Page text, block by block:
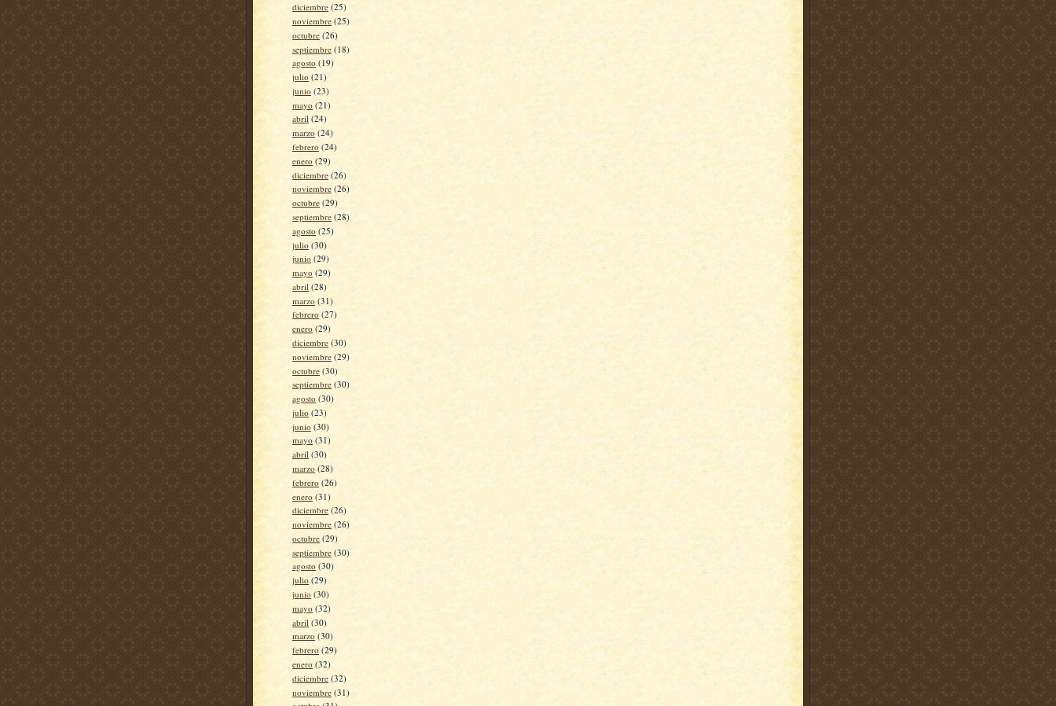
diciembre (25)
noviembre (25)
octubre (26)
septiembre (18)
agosto (19)
julio (21)
junio (23)
mayo (21)
abril (24)
marzo (24)
febrero (24)
enero (29)
diciembre (26)
noviembre (26)
octubre (29)
septiembre (28)
agosto (25)
julio (30)
junio (29)
mayo (29)
abril (28)
marzo (31)
febrero (27)
enero (29)
diciembre (30)
noviembre (29)
octubre (30)
septiembre (30)
agosto (30)
julio (23)
junio (30)
mayo (31)
abril (30)
marzo (28)
febrero (26)
enero (31)
diciembre (26)
noviembre (26)
octubre (29)
septiembre (30)
agosto (30)
julio (29)
junio (30)
mayo (32)
abril (30)
marzo (30)
febrero (29)
enero (32)
diciembre (32)
noviembre (31)